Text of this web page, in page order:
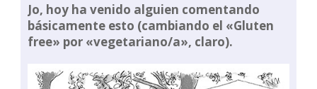
Jo, hoy ha venido alguien comentando
básicamente esto (cambiando el «Gluten
free» por «vegetariano/a», claro).